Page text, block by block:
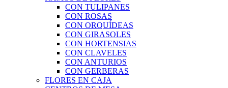
CON TULIPANES
CON ROSAS
CON ORQUÍDEAS
CON GIRASOLES
CON HORTENSIAS
CON CLAVELES
CON ANTURIOS
CON GERBERAS
FLORES EN CAJA